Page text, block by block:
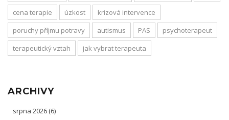
cena terapie
úzkost
krizová intervence
poruchy příjmu potravy
autismus PAS
psychoterapeut
terapeutický vztah
jak vybrat terapeuta
ARCHIVY
srpna 2026 (6)